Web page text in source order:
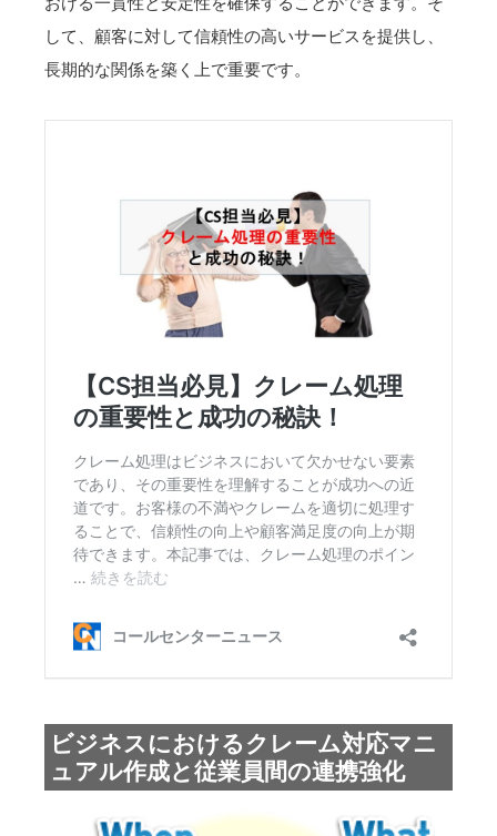
して、顧客に対して信頼性の高いサービスを提供し、
長期的な関係を築く上で重要です。
ビジネスにおけるクレーム対応マニ
ュアル作成と従業員間の連携強化